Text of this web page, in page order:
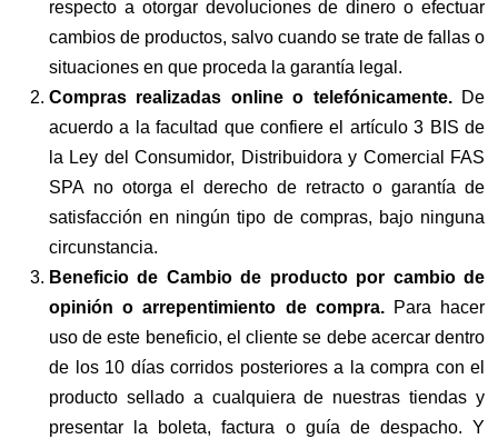
respecto a otorgar devoluciones de dinero o efectuar
cambios de productos, salvo cuando se trate de fallas o
situaciones en que proceda la garantía legal.
Compras realizadas online o telefónicamente.De
acuerdo a la facultad que confiere el artículo 3 BIS de
la Ley del Consumidor, Distribuidora y Comercial FAS
SPA no otorga el derecho de retracto o garantía de
satisfacción en ningún tipo de compras, bajo ninguna
circunstancia.
Beneficio de Cambio de producto por cambio de
opinión o arrepentimiento de compra.Para hacer
uso de este beneficio, el cliente se debe acercar dentro
de los 10 días corridos posteriores a la compra con el
producto sellado a cualquiera de nuestras tiendas y
presentar la boleta, factura o guía de despacho. Y